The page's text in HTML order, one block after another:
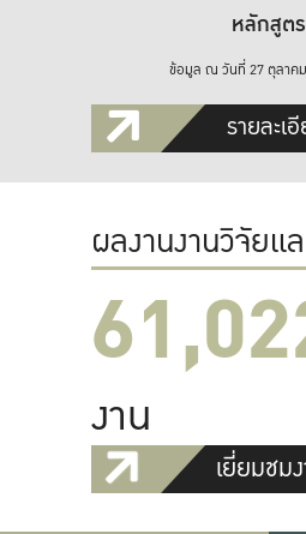
หลักสูตร
ข้อมูล ณ วันที่ 27 ตุลาค
รายละเ
ผลงานงานวิจัยแ
งาน
เยี่ยมชม